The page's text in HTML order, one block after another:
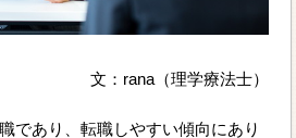
文：rana（理学療法士）
であり、転職しやすい傾向にあり